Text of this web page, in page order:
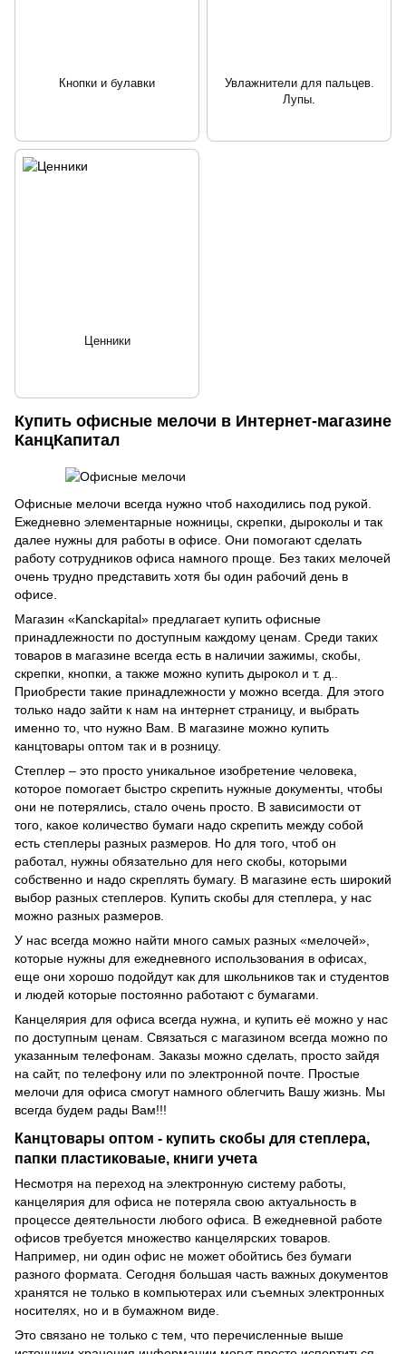
Купить офисные мелочи в Интернет-магазине
КанцКапитал
Офисные мелочи всегда нужно чтоб находились под рукой.
Ежедневно элементарные ножницы, скрепки, дыроколы и так
далее нужны для работы в офисе. Они помогают сделать
работу сотрудников офиса намного проще. Без таких мелочей
очень трудно представить хотя бы один рабочий день в
офисе.
Магазин «Kanckapital» предлагает купить офисные
принадлежности по доступным каждому ценам. Среди таких
товаров в магазине всегда есть в наличии зажимы, скобы,
скрепки, кнопки, а также можно купить дырокол и т. д..
Приобрести такие принадлежности у можно всегда. Для этого
только надо зайти к нам на интернет страницу, и выбрать
именно то, что нужно Вам. В магазине можно купить
канцтовары оптом так и в розницу.
Степлер – это просто уникальное изобретение человека,
которое помогает быстро скрепить нужные документы, чтобы
они не потерялись, стало очень просто. В зависимости от
того, какое количество бумаги надо скрепить между собой
есть степлеры разных размеров. Но для того, чтоб он
работал, нужны обязательно для него скобы, которыми
собственно и надо скреплять бумагу. В магазине есть широкий
выбор разных степлеров. Купить скобы для степлера, у нас
можно разных размеров.
У нас всегда можно найти много самых разных «мелочей»,
которые нужны для ежедневного использования в офисах,
еще они хорошо подойдут как для школьников так и студентов
и людей которые постоянно работают с бумагами.
Канцелярия для офиса всегда нужна, и купить её можно у нас
по доступным ценам. Связаться с магазином всегда можно по
указанным телефонам. Заказы можно сделать, просто зайдя
на сайт, по телефону или по электронной почте. Простые
мелочи для офиса смогут намного облегчить Вашу жизнь. Мы
всегда будем рады Вам!!!
Канцтовары оптом - купить скобы для степлера,
папки пластиковаые, книги учета
Несмотря на переход на электронную систему работы,
канцелярия для офиса не потеряла свою актуальность в
процессе деятельности любого офиса. В ежедневной работе
офисов требуется множество канцелярских товаров.
Например, ни один офис не может обойтись без бумаги
разного формата. Сегодня большая часть важных документов
хранятся не только в компьютерах или съемных электронных
носителях, но и в бумажном виде.
Это связано не только с тем, что перечисленные выше
Кнопки и булавки
Увлажнители для пальцев.
Лупы.
Ценники